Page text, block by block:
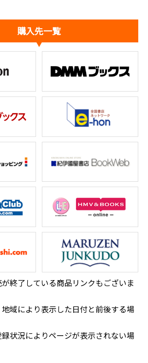
購入先一覧
終了している商品リンクもございま
域により表示した日付と前後する場
状況によりページが表示されない場